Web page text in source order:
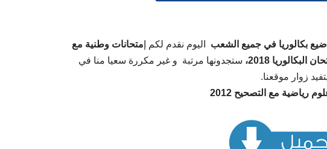
بكالوريا في جميع الشعب اليوم نقدم لكم إ متحانات وطنية مع
البكالوريا 2018،
ستجدونها مرتبة و غير مكررة سعيا منا في
زوار موقعنا.
رياضية مع التصحيح 2012